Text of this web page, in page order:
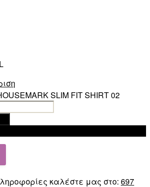
SLIM FIT SHIRT 02
καλέστε μας στο: 697